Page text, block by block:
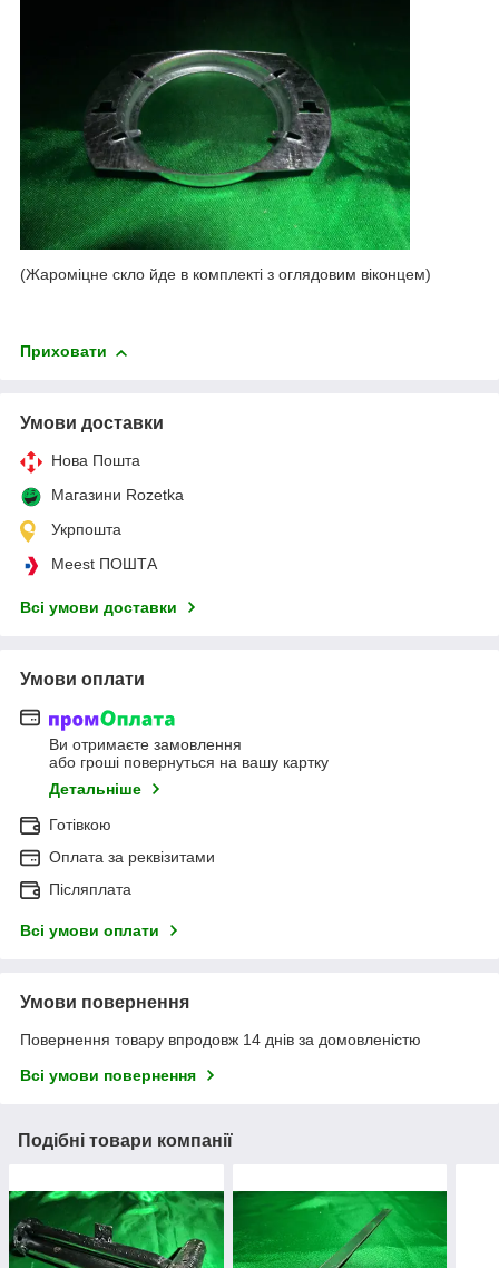
(Жароміцне скло йде в комплекті з оглядовим віконцем)
Приховати
Умови доставки
Нова Пошта
Магазини Rozetka
Укрпошта
Meest ПОШТА
Всі умови доставки
Умови оплати
Ви отримаєте замовлення
або гроші повернуться на вашу картку
Детальніше
Готівкою
Оплата за реквізитами
Післяплата
Всі умови оплати
Умови повернення
Повернення товару впродовж 14 днів за домовленістю
Всі умови повернення
Подібні товари компанії